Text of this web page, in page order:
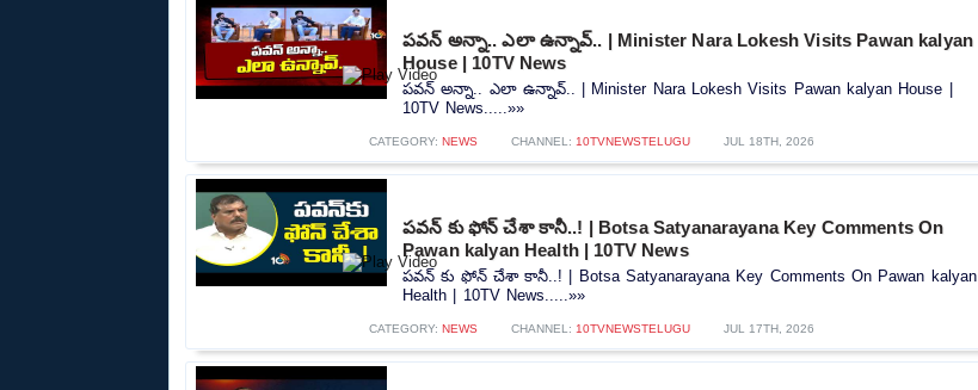
పవన్ అన్నా.. ఎలా ఉన్నావ్.. | Minister Nara Lokesh Visits Pawan kalyan
House | 10TV News
పవన్ అన్నా.. ఎలా ఉన్నావ్.. | Minister Nara Lokesh Visits Pawan kalyan House |
10TV News.....»»
CATEGORY: NEWS CHANNEL: 10TVNEWSTELUGU JUL 18TH, 2026
పవన్ కు ఫోన్ చేశా కానీ..! | Botsa Satyanarayana Key Comments On
Pawan kalyan Health | 10TV News
పవన్ కు ఫోన్ చేశా కానీ..! | Botsa Satyanarayana Key Comments On Pawan kalyan
Health | 10TV News.....»»
CATEGORY: NEWS CHANNEL: 10TVNEWSTELUGU JUL 17TH, 2026